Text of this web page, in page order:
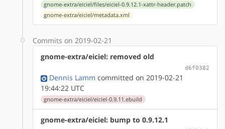
gnome-extra/eiciel/files/eiciel-0.9.12.1-xattr-header.patch
gnome-extra/eiciel/metadata.xml
Commits on 2019-02-21
gnome-extra/eiciel: removed old
d6f0382
Dennis Lamm committed on 2019-02-21
19:44:22 UTC
gnome-extra/eiciel/eiciel-0.9.11.ebuild
gnome-extra/eiciel: bump to 0.9.12.1